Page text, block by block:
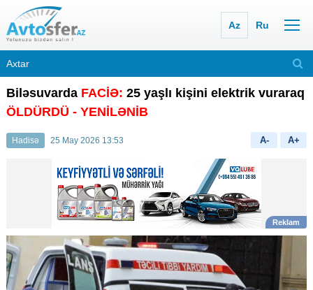
Az Ru
Biləsuvarda FACİƏ: 25 yaşlı kişini elektrik vuraraq
ÖLDÜRDÜ - YENİLƏNİB
Hadisə 25 May 2026 13:53 A- A+